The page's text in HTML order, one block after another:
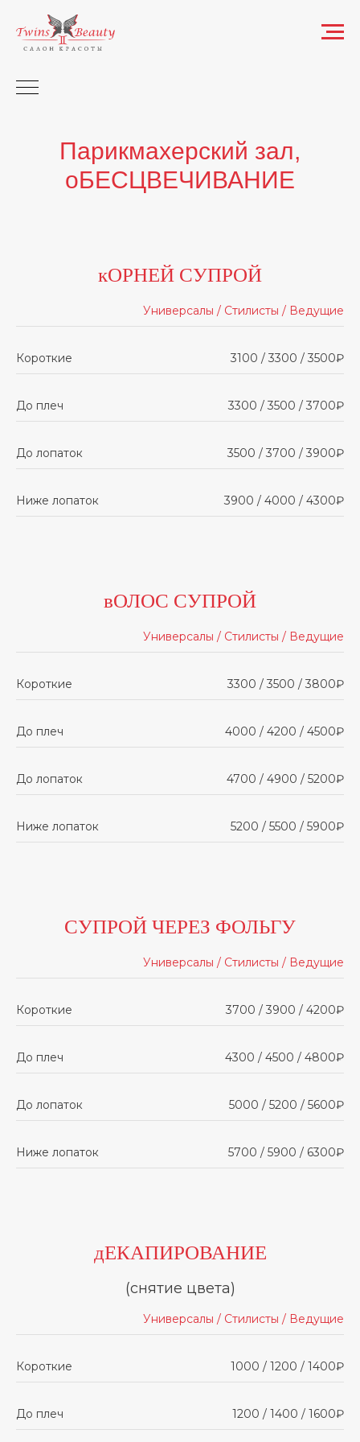
Парикмахерский зал,
оБЕСЦВЕЧИВАНИЕ
кОРНЕЙ СУПРОЙ
Универсалы / Стилисты / Ведущие
Короткие 3100 / 3300 / 3500₽
До плеч 3300 / 3500 / 3700₽
До лопаток 3500 / 3700 / 3900₽
Ниже лопаток 3900 / 4000 / 4300₽
вОЛОС СУПРОЙ
Универсалы / Стилисты / Ведущие
Короткие 3300 / 3500 / 3800₽
До плеч 4000 / 4200 / 4500₽
До лопаток 4700 / 4900 / 5200₽
Ниже лопаток 5200 / 5500 / 5900₽
СУПРОЙ ЧЕРЕЗ ФОЛЬГУ
Универсалы / Стилисты / Ведущие
Короткие 3700 / 3900 / 4200₽
До плеч 4300 / 4500 / 4800₽
До лопаток 5000 / 5200 / 5600₽
Ниже лопаток 5700 / 5900 / 6300₽
дЕКАПИРОВАНИЕ
(снятие цвета)
Универсалы / Стилисты / Ведущие
Короткие 1000 / 1200 / 1400₽
До плеч 1200 / 1400 / 1600₽